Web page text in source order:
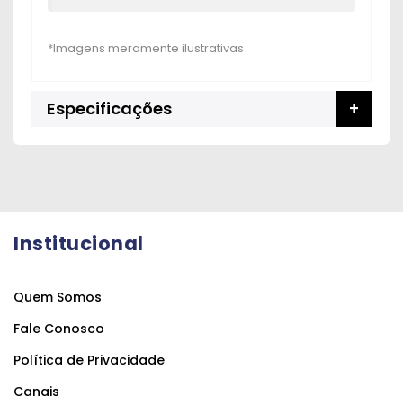
Especificações
Institucional
Quem Somos
Fale Conosco
Política de Privacidade
Canais